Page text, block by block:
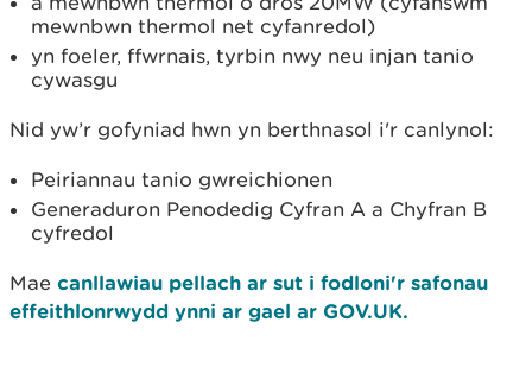
mewnbwn thermol net cyfanredol)
yn foeler, ffwrnais, tyrbin nwy neu injan tanio
cywasgu
Nid yw’r gofyniad hwn yn berthnasol i'r canlynol:
Peiriannau tanio gwreichionen
Generaduron Penodedig Cyfran A a Chyfran B
cyfredol
Mae canllawiau pellach ar sut i fodloni'r safonau
effeithlonrwydd ynni ar gael ar GOV.UK.